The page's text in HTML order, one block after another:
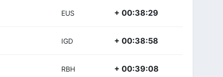
EUS + 00:38:29
IGD + 00:38:58
RBH + 00:39:08